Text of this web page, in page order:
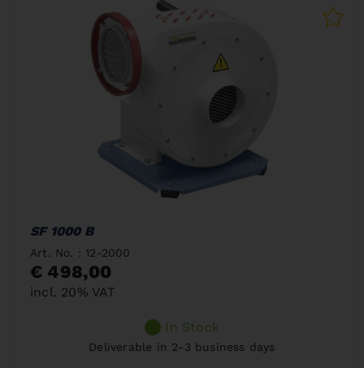
SF 1000 B
Art. No. : 12-2000
€ 498,00
incl. 20% VAT
In Stock
Deliverable in 2-3 business days